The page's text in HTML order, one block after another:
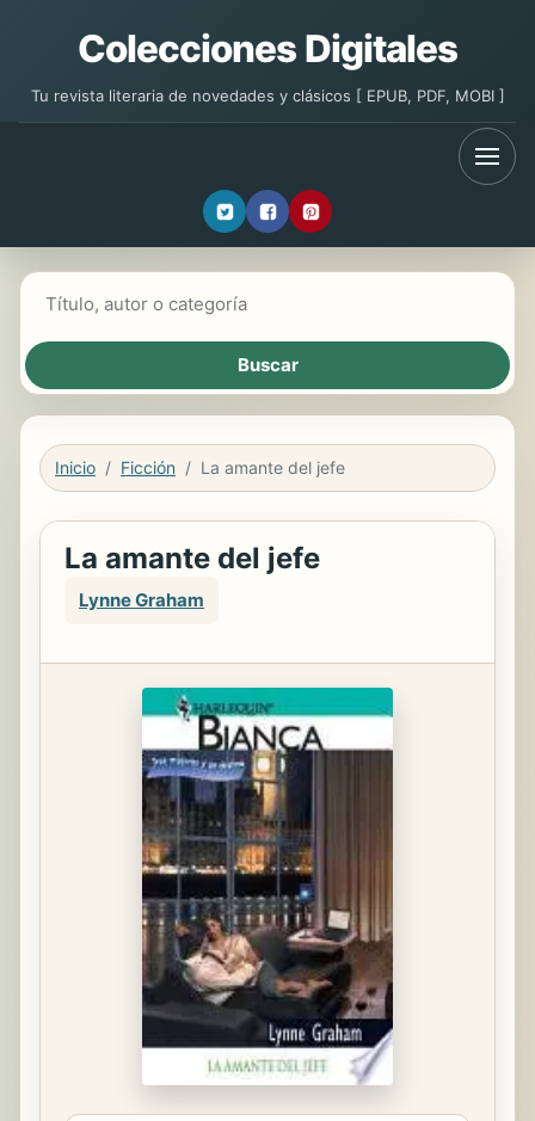
Colecciones Digitales
Tu revista literaria de novedades y clásicos [ EPUB, PDF, MOBI ]
Inicio Ficción La amante del jefe
La amante del jefe
Lynne Graham